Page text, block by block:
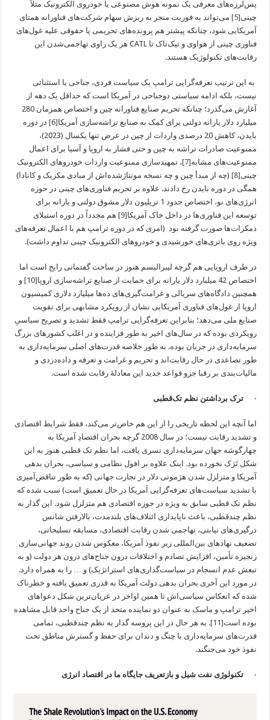
پس‌لرزه‌های معرفی یک نمونه هوش مصنوعی یا خودروی الکترونیک مثلاً
چینی[5]
می‌تواند به فوریت منجر به ریزش سهام شرکت‌های فناورانه همتای
آمریکایی شود، چنانکه پیشتر هم پرونده‌های تحریمی یا حقوقی علیه غول‌های
فناوری چینی از هواوی و تیک‌تاک تا CATL هر یک راوی تهاجمی‌شدن این
رقابت‌های تکنولوژیک هستند.
به این ترتیب تعرفه‌گرایی ترامپ یک سیاست فردی، جناحی یا استثنائی
نیست، بلکه ادامه سیاستی دوجناحی در آمریکا است که حداقل یک دهه از
آغازش می‌گذرد؛ چنانکه تحریم صنایع فناورانه چین و اختصاص همزمان 280
میلیارد دلار یارانه دولتی برای کمک به صنایع تراشه‌سازی آمریکا[6]
در دوره
بایدن، کاهش 20 درصدی واردات از چین در عرض تنها یکسال (2023)،
ممنوعیت صادرات تراشه به چین و حتی فشار به اروپا و آسیا برای اعمال
ممنوعیت‌های مشابه[7]
، تمهیدسازی ممنوعیت واردات خودروهای الکترونیک
چینی[8]
(چه از مبدأ چین و چه نسخه مونتاژشده‌اش از مبادی مکزیک و کانادا)
همگی در دوره بایدن رخ دادند. علاوه بر تحریم فناوری‌های چینی در حوزه
انرژی‌های نو، اختصاص حدود 1 تریلیون دلار مشوق دولتی و یارانه برای
توسعه این فناوری‌ها در داخل خاک آمریکا[9]
هم مجدداً در دوره استیلای
دمکرات‌ها صورت گرفته بود (امری که در دوره ترامپ هم با اعمال تعرفه‌های
ویژه روی باتری‌های خورشیدی و خودروهای الکترونیک چینی تداوم داشت).
در طرف اروپایی هم گرچه لیبرالیسم هنوز در ساحت گفتمانی رایج است اما
اختصاص 42 میلیارد دلار یارانه برای حمایت از صنایع تراشه‌سازی اروپا
[10]
و
همچنین دادگاه‌های سریالی و غرامت‌گیری‌های ده‌ها میلیارد دلاری کمیسیون
اروپا از غول‌های فناوری آمریکایی نشان از رویکرد مشابهی برای تقویت
صنایع ملی می‌دهد؛ بنابراین تعرفه‌گرایی ترامپ فقط تشدید و تصریح سیاسیِ
رویکردی بوده که در سال‌های اخیر به طور فزاینده و در اغلب کشورهای بزرگ
سرمایه‌داری در جریان بوده. به طور خلاصه قدرت‌های اصلی سرمایه‌داری به
طور تصاعدی در حال رقابت‌اند و تحریم و غرامت و تعرفه و داده‌دزدی و
مالیات‌بندی بر رقبا جزو قواعد جدید این معادلۀ رقابت شده است.
· ترک برداشتن نظم تک‌قطبی
اما آنچه این لحظه تاریخی را از این هم خاص‌تر می‌کند، فقط شرایط اقتصادی
و تشدید رقابت نیست؛ در سال 2008 گرچه بحران اقتصادِ آمریکا به
چهارگوشه جهان سرمایه‌داری تسری یافت، اما نظم تک قطبی هنوز به این
شکل تَرَک نخورده بود. اینک علاوه بر افول نظامی و سیاسی، بحران بدهی
آمریکا و متزلزل شدن هژمونی دلار در تجارت جهانی (که به طور تناقض‌آمیزی
با تشدید سیاست‌های تعرفه‌گرایی آمریکا در حال تعمیق است) سبب شده که
نظم تک قطبی سابق به ویژه در حوزه اقتصادی هم متزلزل شود. این گذار به
نظم چندقطبی، باعث ناپایداری ائتلاف‌های بلندمدت، بالارفتن شانس
درگیری‌های نیابتی، تهاجمی شدن رقابت اقتصادی، مسابقه تسلیحاتی،
تضعیف نهادهای بین‌المللی زیر نفوذ آمریکا، معکوس شدن روند جهانی‌سازی
زنجیره تأمین، افزایش تصادم و اختلافات درون جناح‌های درون هر دولت (و به
تبعش عدم انسجام در سیاست‌گذاری‌های استراتژیک) و … را به همراه دارد.
در مورد این آخری بحران بدهی دولت آمریکا به قدری تعمیق یافته و خطرناک
شده که انعکاس سیاسی‌اش تا همین اواخر در عریان‌ترین شکل دعواهای
اخیر ترامپ و ماسک به عنوان دو نماینده متحد از یک جناح واحد قابل مشاهده
بوده است[11]
. به هر حال در این پروسه گذار به نظم چندقطبی، تمامی
قدرت‌های سرمایه‌داری با چنگ و دندان برای حفظ و گسترش مناطق تحت
نفوذ خود می‌جنگند.
· تکنولوژی نفت شیل و بازتعریف جایگاه ما در اقتصاد انرژی